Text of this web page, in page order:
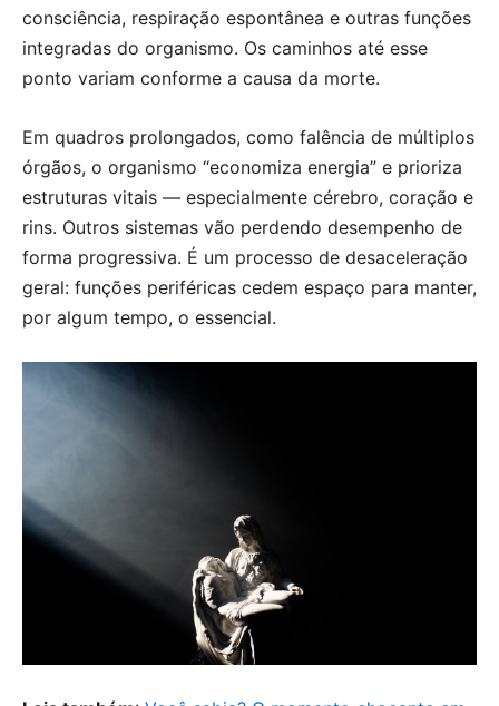
consciência, respiração espontânea e outras funções
integradas do organismo. Os caminhos até esse
ponto variam conforme a causa da morte.
Em quadros prolongados, como falência de múltiplos
órgãos, o organismo “economiza energia” e prioriza
estruturas vitais — especialmente cérebro, coração e
rins. Outros sistemas vão perdendo desempenho de
forma progressiva. É um processo de desaceleração
geral: funções periféricas cedem espaço para manter,
por algum tempo, o essencial.